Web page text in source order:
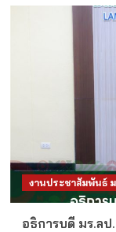
งานประชาสัมพันธ์
อธิการบดี มร.ลป